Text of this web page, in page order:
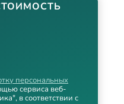
персональных
сервиса веб-
в соответствии с